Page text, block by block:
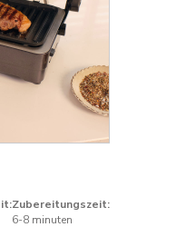
Zubereitungszeit:
6-8 minuten